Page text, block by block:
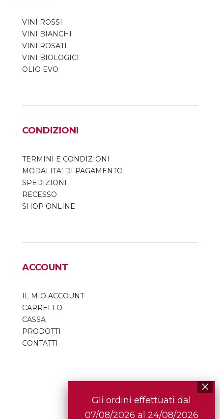
VINI ROSSI
VINI BIANCHI
VINI ROSATI
VINI BIOLOGICI
OLIO EVO
CONDIZIONI
TERMINI E CONDIZIONI
MODALITA’ DI PAGAMENTO
SPEDIZIONI
RECESSO
SHOP ONLINE
ACCOUNT
IL MIO ACCOUNT
CARRELLO
CASSA
PRODOTTI
CONTATTI
Gli ordini effettuati dal
07/08/2026 al 24/08/2026